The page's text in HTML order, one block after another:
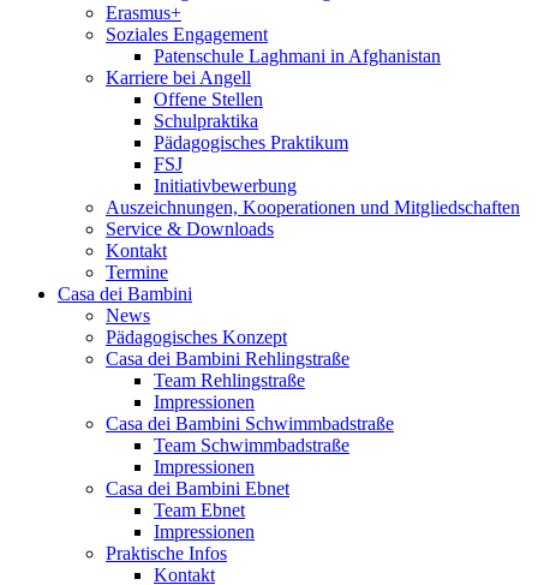
Erasmus+
Soziales Engagement
Patenschule Laghmani in Afghanistan
Karriere bei Angell
Offene Stellen
Schulpraktika
Pädagogisches Praktikum
FSJ
Initiativbewerbung
Auszeichnungen, Kooperationen und Mitgliedschaften
Service & Downloads
Kontakt
Termine
Casa dei Bambini
News
Pädagogisches Konzept
Casa dei Bambini Rehlingstraße
Team Rehlingstraße
Impressionen
Casa dei Bambini Schwimmbadstraße
Team Schwimmbadstraße
Impressionen
Casa dei Bambini Ebnet
Team Ebnet
Impressionen
Praktische Infos
Kontakt